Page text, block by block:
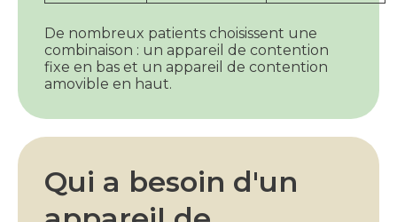
De nombreux patients choisissent une
combinaison : un appareil de contention
fixe en bas et un appareil de contention
amovible en haut.
Qui a besoin d'un